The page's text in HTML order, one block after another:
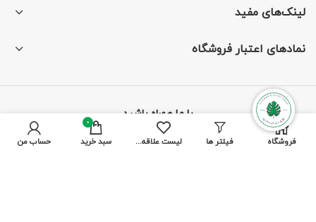
لینک‌های مفید
نمادهای اعتبار فروشگاه
با ما همراه باشید
فروشگاه فیلتر ها لیست علاقه مندی ها
0
سبد خرید حساب من